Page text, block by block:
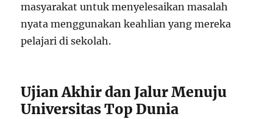
masyarakat untuk menyelesaikan masalah
nyata menggunakan keahlian yang mereka
pelajari di sekolah.
Ujian Akhir dan Jalur Menuju
Universitas Top Dunia